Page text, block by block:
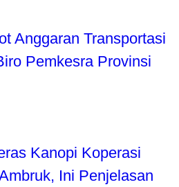
Anggaran Transportasi
Pemkesra Provinsi
Kanopi Koperasi
Ini Penjelasan